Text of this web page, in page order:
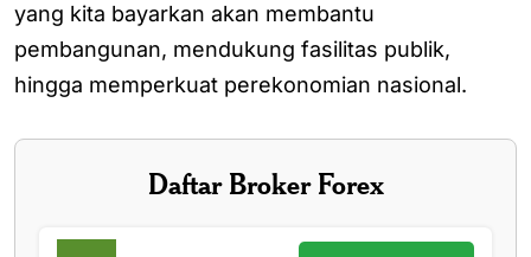
yang kita bayarkan akan membantu
pembangunan, mendukung fasilitas publik,
hingga memperkuat perekonomian nasional.
Daftar Broker Forex